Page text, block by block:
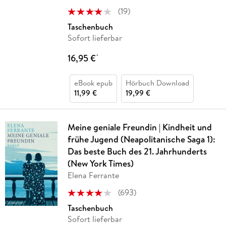
(19)
Taschenbuch
Sofort lieferbar
16,95 €*
eBook epub
11,99 €
Hörbuch Download
19,99 €
Meine geniale Freundin | Kindheit und
frühe Jugend (Neapolitanische Saga 1):
Das beste Buch des 21. Jahrhunderts
(New York Times)
Elena Ferrante
(693)
Taschenbuch
Sofort lieferbar